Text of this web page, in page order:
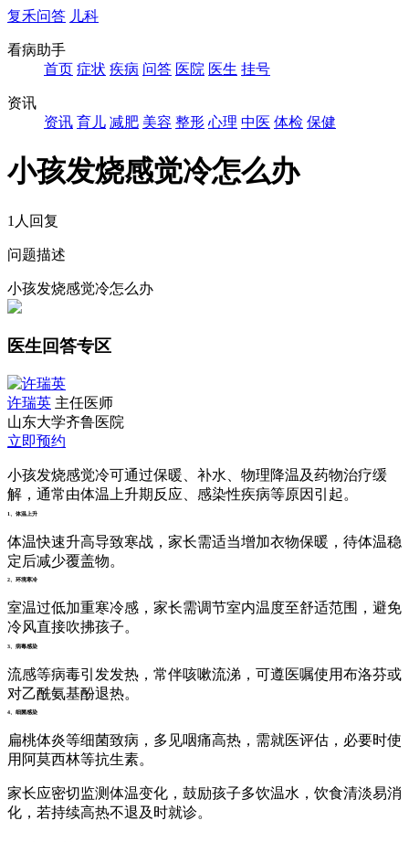
复禾问答 儿科
看病助手
首页 症状 疾病 问答 医院 医生 挂号
资讯
资讯 育儿 减肥 美容 整形 心理 中医 体检 保健
小孩发烧感觉冷怎么办
1人回复
问题描述
小孩发烧感觉冷怎么办
医生回答专区
许瑞英 主任医师
山东大学齐鲁医院
立即预约
小孩发烧感觉冷可通过保暖、补水、物理降温及药物治疗缓
解，通常由体温上升期反应、感染性疾病等原因引起。
1、体温上升
体温快速升高导致寒战，家长需适当增加衣物保暖，待体温稳
定后减少覆盖物。
2、环境寒冷
室温过低加重寒冷感，家长需调节室内温度至舒适范围，避免
冷风直接吹拂孩子。
3、病毒感染
流感等病毒引发发热，常伴咳嗽流涕，可遵医嘱使用布洛芬或
对乙酰氨基酚退热。
4、细菌感染
扁桃体炎等细菌致病，多见咽痛高热，需就医评估，必要时使
用阿莫西林等抗生素。
家长应密切监测体温变化，鼓励孩子多饮温水，饮食清淡易消
化，若持续高热不退及时就诊。